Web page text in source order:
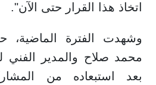
اتخاذ هذا القرار حتى الآن".
وشهدت الفترة الماضية،
محمد صلاح والمدير الفني
بعد استبعاده من